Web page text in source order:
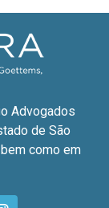
Advogados
de São
como em